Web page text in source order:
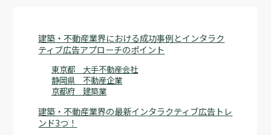
建築・不動産業界における成功事例とインタラク
ティブ広告アプローチのポイント
東京都 大手不動産会社
静岡県 不動産企業
京都府 建築業
建築・不動産業界の最新インタラクティブ広告トレ
ンド3つ！